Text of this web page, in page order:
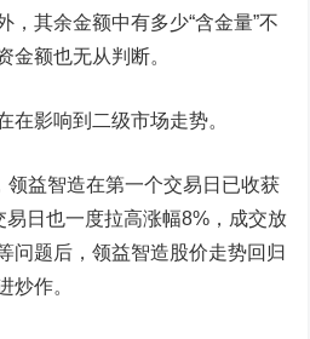
，其余金额中有多少“含金量”不
金额也无从判断。
在影响到二级市场走势。
益智造在第一个交易日已收获
易日也一度拉高涨幅8%，成交放
问题后，领益智造股价走势回归
炒作。